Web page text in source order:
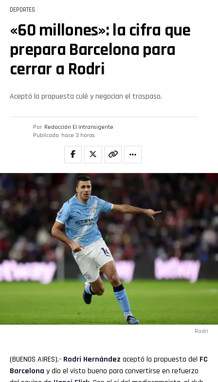
DEPORTES
«60 millones»: la cifra que
prepara Barcelona para
cerrar a Rodri
Aceptó la propuesta culé y negocian el traspaso.
Por Redacción El intransigente
Publicado hace 3 horas
Rodri
(BUENOS AIRES).- Rodri Hernández aceptó la propuesta del FC
Barcelona y dio el visto bueno para convertirse en refuerzo
Email